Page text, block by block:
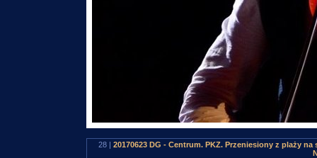
28 | 20170623 DG - Centrum. PKZ. Przeniesiony z plaży